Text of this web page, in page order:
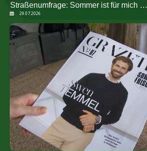
Straßenumfrage: Sommer ist für mich …
29.07.2026